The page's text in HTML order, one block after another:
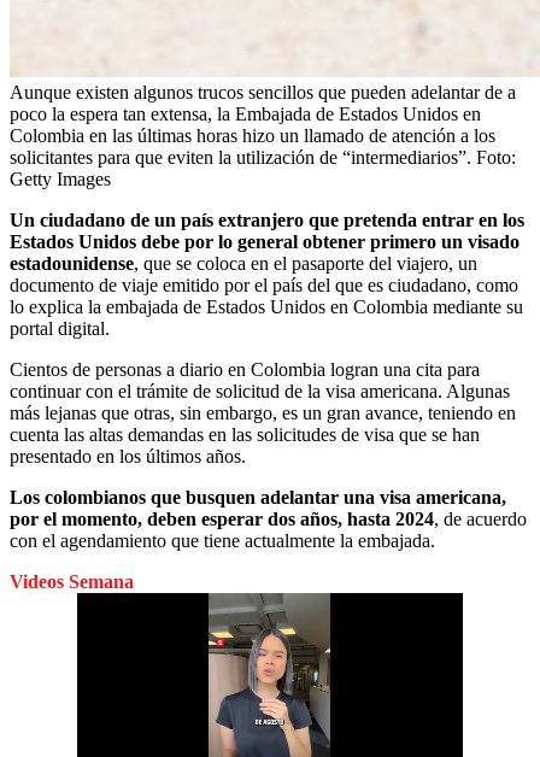
Aunque existen algunos trucos sencillos que pueden adelantar de a
poco la espera tan extensa, la Embajada de Estados Unidos en
Colombia en las últimas horas hizo un llamado de atención a los
solicitantes para que eviten la utilización de “intermediarios”. Foto:
Getty Images
Un ciudadano de un país extranjero que pretenda entrar en los
Estados Unidos debe por lo general obtener primero un visado
estadounidense, que se coloca en el pasaporte del viajero, un
documento de viaje emitido por el país del que es ciudadano, como
lo explica la embajada de Estados Unidos en Colombia mediante su
portal digital.
Cientos de personas a diario en Colombia logran una cita para
continuar con el trámite de solicitud de la visa americana. Algunas
más lejanas que otras, sin embargo, es un gran avance, teniendo en
cuenta las altas demandas en las solicitudes de visa que se han
presentado en los últimos años.
Los colombianos que busquen adelantar una visa americana,
por el momento, deben esperar dos años, hasta 2024, de acuerdo
con el agendamiento que tiene actualmente la embajada.
Videos Semana